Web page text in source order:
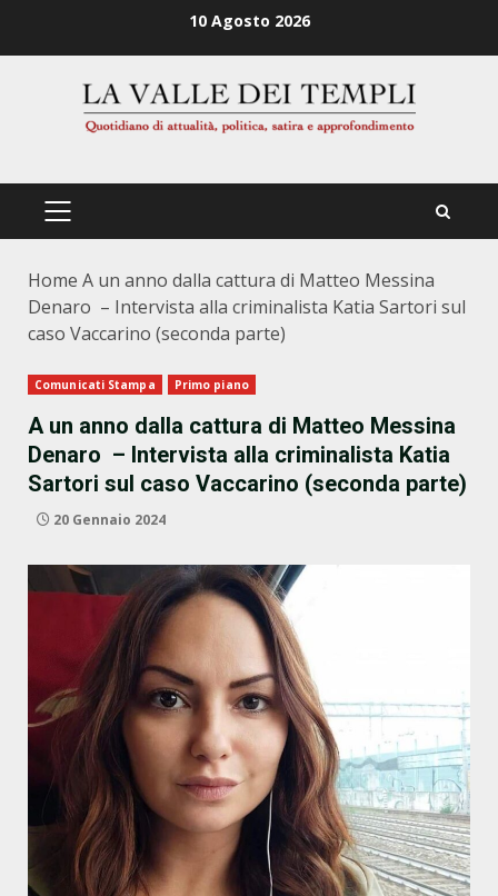
10 Agosto 2026
PRIMÄRES
Home A un anno dalla cattura di Matteo Messina
Denaro – Intervista alla criminalista Katia Sartori sul
caso Vaccarino (seconda parte)
Comunicati Stampa Primo piano
A un anno dalla cattura di Matteo Messina
Denaro – Intervista alla criminalista Katia
Sartori sul caso Vaccarino (seconda parte)
20 Gennaio 2024